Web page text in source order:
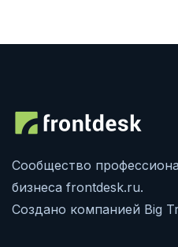
Сообщество
бизнеса frontdesk.ru.
Создано компанией Big